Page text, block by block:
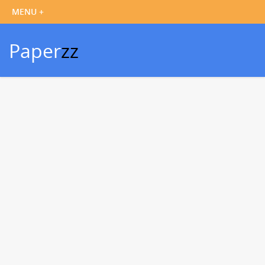
Paperzz